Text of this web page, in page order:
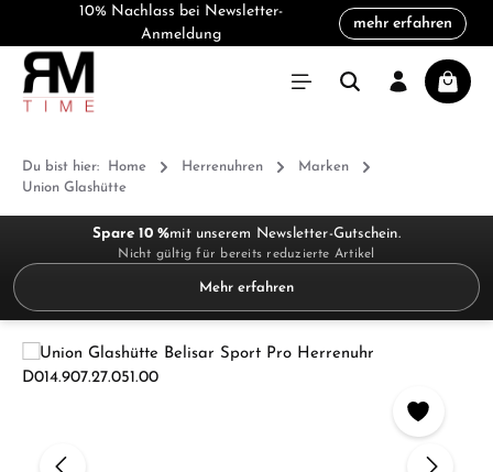
10% Nachlass bei Newsletter-
Anmeldung
mehr erfahren
Du bist hier: Home Herrenuhren
Marken
Union Glashütte
Spare 10 %mit unserem Newsletter-Gutschein.
Nicht gültig für bereits reduzierte Artikel
Mehr erfahren
Bildergalerie überspringen